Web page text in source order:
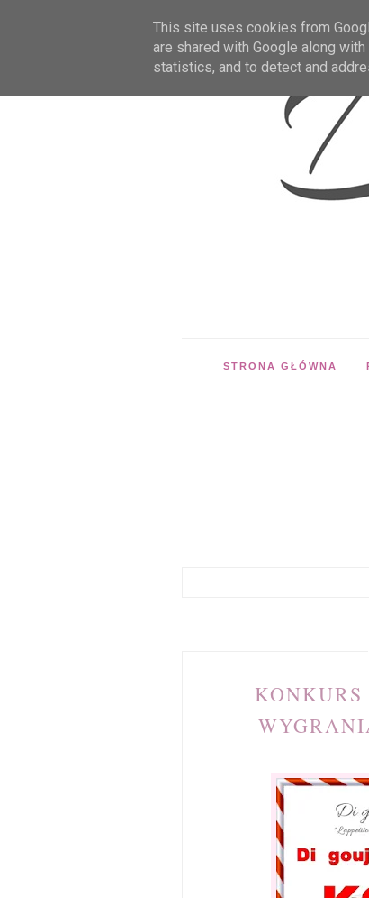
STRONA GŁÓWNA
This site uses cookies from
are shared with Google along
statistics, and to detect and